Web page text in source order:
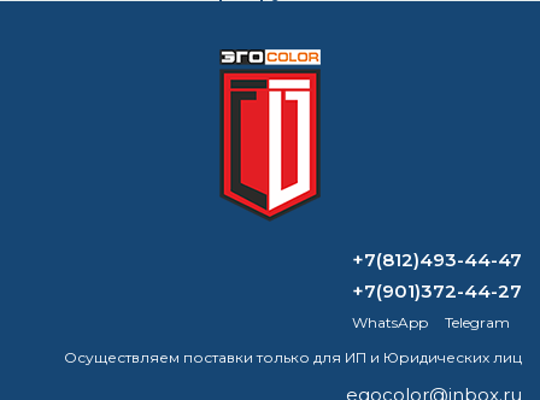
компанией
ВОПРОС-ОТВЕТ
Каковы недостатки эмалевой краски?
Как выбрать грунтовку глубокого
проникновения? Свойства,
особенности, советы
+7(812)493-44-47
+7(901)372-44-27
WhatsApp
Telegram
Осуществляем поставки только для ИП и Юридических лиц
egocolor@inbox.ru